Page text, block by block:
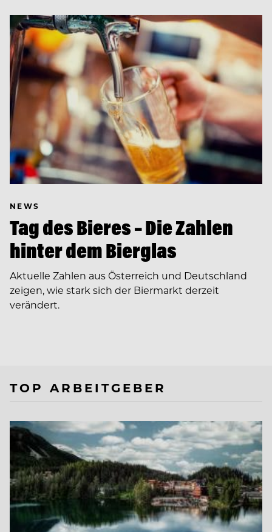
NEWS
Tag des Bieres – Die Zahlen
hinter dem Bierglas
Aktuelle Zahlen aus Österreich und Deutschland
zeigen, wie stark sich der Biermarkt derzeit
verändert.
TOP ARBEITGEBER